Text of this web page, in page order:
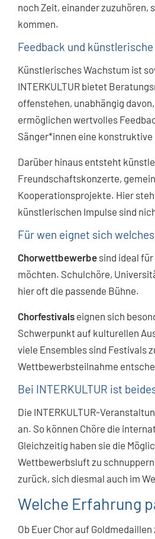
noch Zeit, einander zuzuhören,
kommen.
Feedback und
Künstlerisches Wachstum ist
INTERKULTUR bietet
offenstehen, unabhängig
ermöglichen wertvolles
Sänger*innen eine
Darüber hinaus entsteht
Freundschaftskonzerte,
Kooperationsprojekte. Hier
künstlerischen Impulse sind
Für wen eignet sich
Chorwettbewerbe sind ideal
möchten. Schulchöre,
hier oft die passende Bühne.
Chorfestivals eignen sich
Schwerpunkt auf kulturellen
viele Ensembles sind Festivals
Wettbewerbsteilnahme
Bei INTERKULTUR ist
Die INTERKULTUR-
an. So können Chöre die
Gleichzeitig haben sie die
Wettbewerbsluft zu
zurück, sich diesmal auch im
Welche Erfahrung
Ob Euer Chor auf